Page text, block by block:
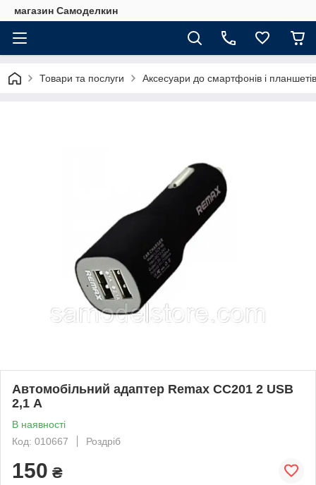
магазин Самоделкин
Товари та послуги Аксесуари до смартфонів і планшетів
Автомобільний адаптер Remax CC201 2 USB
2,1 А
В наявності
Код: 010667
Роздріб
150 ₴